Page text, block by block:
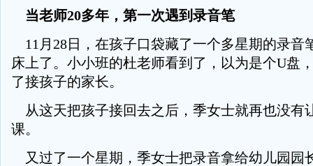
当老师20多年，第一次遇到录音笔
11月28日，在孩子口袋藏了一个多星期的录音
床上了。小小班的杜老师看到了，以为是个U盘
了接孩子的家长。
从这天把孩子接回去之后，季女士就再也没有
课。
又过了一个星期，季女士把录音拿给幼儿园园